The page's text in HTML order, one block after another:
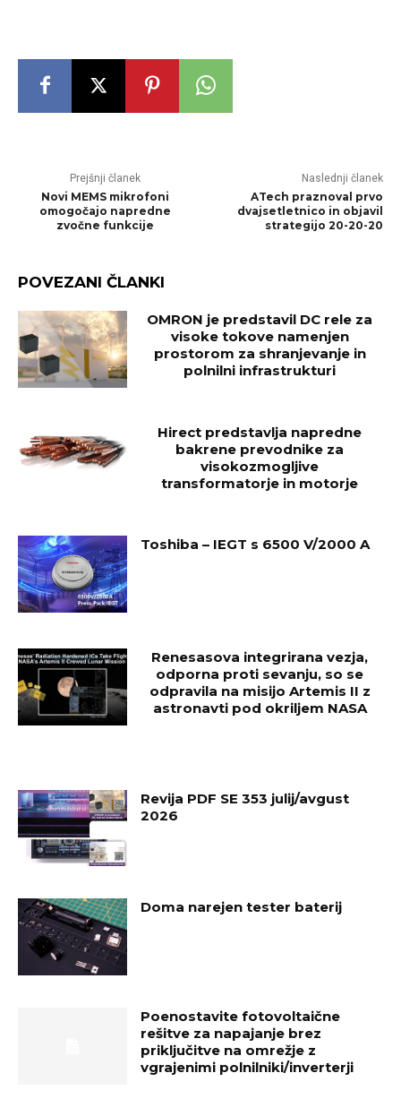
Prejšnji članek
Novi MEMS mikrofoni
omogočajo napredne
zvočne funkcije
Naslednji članek
ATech praznoval prvo
dvajsetletnico in objavil
strategijo 20-20-20
POVEZANI ČLANKI
OMRON je predstavil DC rele za
visoke tokove namenjen
prostorom za shranjevanje in
polnilni infrastrukturi
Hirect predstavlja napredne
bakrene prevodnike za
visokozmogljive
transformatorje in motorje
Toshiba – IEGT s 6500 V/2000 A
Renesasova integrirana vezja,
odporna proti sevanju, so se
odpravila na misijo Artemis II z
astronavti pod okriljem NASA
Revija PDF SE 353 julij/avgust
2026
Doma narejen tester baterij
Poenostavite fotovoltaične
rešitve za napajanje brez
priključitve na omrežje z
vgrajenimi polnilniki/inverterji